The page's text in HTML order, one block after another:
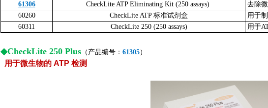
61306
CheckLite ATP Eliminating Kit (250 assays)
去除
60260
CheckLite ATP 标准试剂盒
用于
60311
CheckLite 250 (250 assays) 用于
◆CheckLite 250 Plus （产品编号： 61305）
用于微生物的 ATP 检测